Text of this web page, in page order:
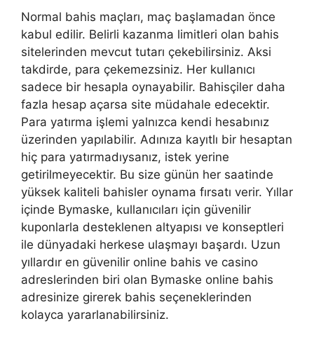
Normal bahis maçları, maç başlamadan önce
kabul edilir. Belirli kazanma limitleri olan bahis
sitelerinden mevcut tutarı çekebilirsiniz. Aksi
takdirde, para çekemezsiniz. Her kullanıcı
sadece bir hesapla oynayabilir. Bahisçiler daha
fazla hesap açarsa site müdahale edecektir.
Para yatırma işlemi yalnızca kendi hesabınız
üzerinden yapılabilir. Adınıza kayıtlı bir hesaptan
hiç para yatırmadıysanız, istek yerine
getirilmeyecektir. Bu size günün her saatinde
yüksek kaliteli bahisler oynama fırsatı verir. Yıllar
içinde Bymaske, kullanıcıları için güvenilir
kuponlarla desteklenen altyapısı ve konseptleri
ile dünyadaki herkese ulaşmayı başardı. Uzun
yıllardır en güvenilir online bahis ve casino
adreslerinden biri olan Bymaske online bahis
adresinize girerek bahis seçeneklerinden
kolayca yararlanabilirsiniz.